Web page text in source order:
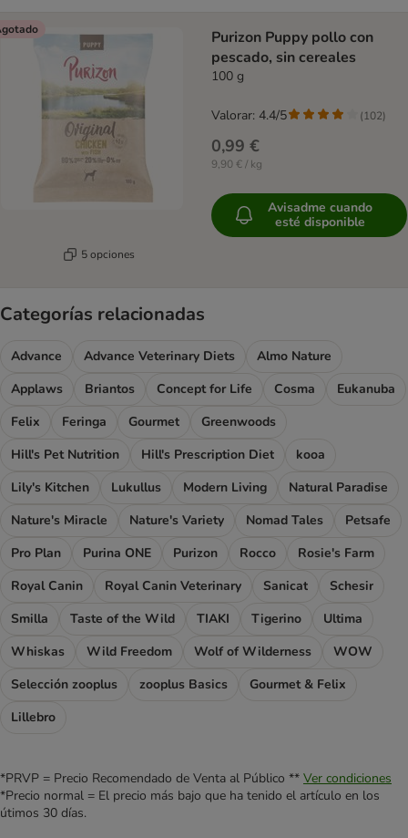
5 opciones
Purizon Puppy pollo con
pescado, sin cereales
100 g
0,99 €
9,90 € / kg
Valorar: 4.4/5 (102)
Avisadme cuando
esté disponible
Categorías relacionadas
Advance Advance Veterinary Diets
Almo Nature
Applaws
Briantos Concept for Life Cosma
Eukanuba
Felix
Feringa Gourmet
Greenwoods
Hill's Pet Nutrition
Hill's Prescription Diet
kooa
Lily's Kitchen
Lukullus Modern Living
Natural Paradise
Nature's Miracle
Nature's Variety Nomad Tales
Petsafe
Pro Plan
Purina ONE Purizon Rocco
Rosie's Farm
Royal Canin
Royal Canin Veterinary Sanicat
Schesir
Smilla
Taste of the Wild TIAKI Tigerino
Ultima
Whiskas
Wild Freedom Wolf of Wilderness
WOW
Selección zooplus
zooplus Basics
Gourmet & Felix
Lillebro
*PRVP = Precio Recomendado de Venta al Público ** Ver condiciones
*Precio normal = El precio más bajo que ha tenido el artículo en los
útimos 30 días.